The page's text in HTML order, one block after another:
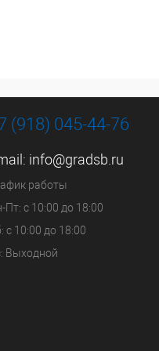
(918) 045-44-76
info@gradsb.ru
работы
Пт: с 10:00 до 18:00
с 10:00 до 18:00
Выходной